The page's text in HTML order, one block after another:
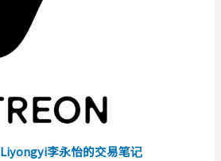
Liyongyi李永怡的交易笔记